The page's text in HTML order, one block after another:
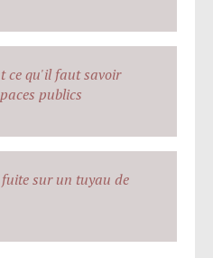
ce qu'il faut savoir
publics
sur un tuyau de